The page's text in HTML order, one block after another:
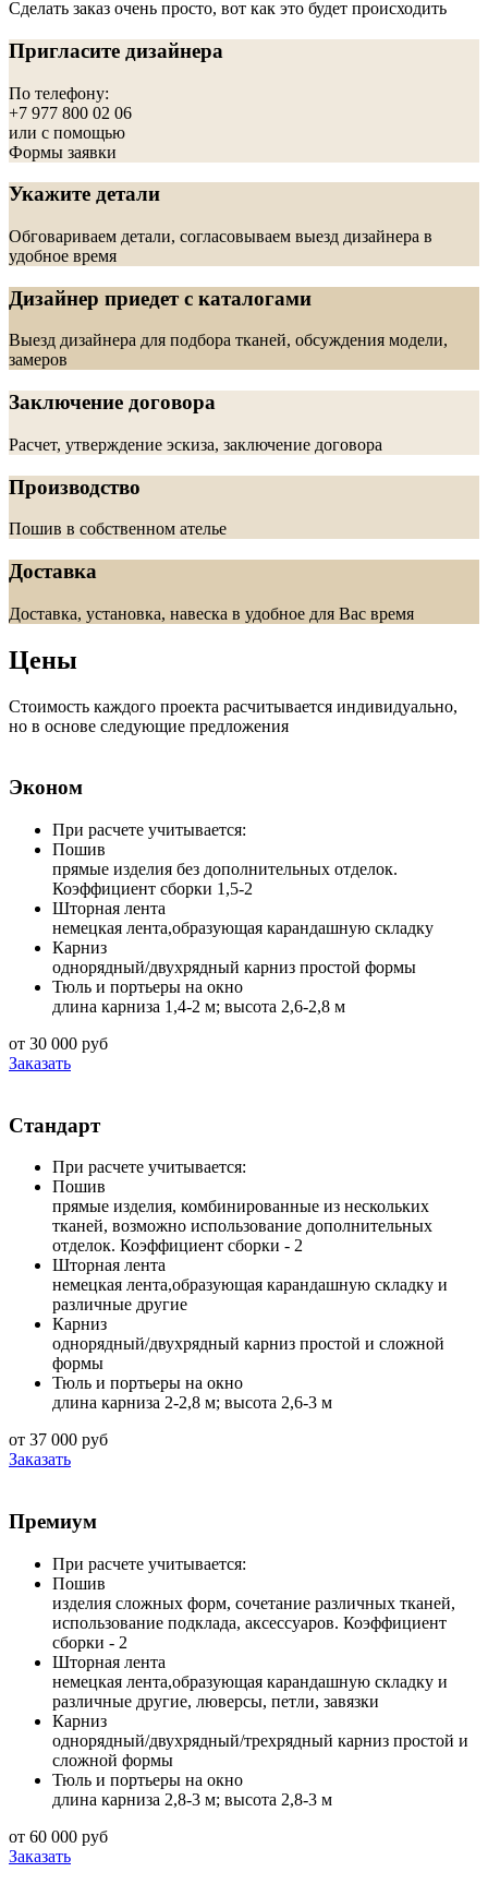
Сделать заказ очень просто, вот как это будет происходить
Пригласите дизайнера
По телефону:
+7 977 800 02 06
или с помощью
Формы заявки
Укажите детали
Обговариваем детали, согласовываем выезд дизайнера в
удобное время
Дизайнер приедет с каталогами
Выезд дизайнера для подбора тканей, обсуждения модели,
замеров
Заключение договора
Расчет, утверждение эскиза, заключение договора
Производство
Пошив в собственном ателье
Доставка
Доставка, установка, навеска в удобное для Вас время
Цены
Стоимость каждого проекта расчитывается индивидуально,
но в основе следующие предложения
Эконом
При расчете учитывается:
Пошив
прямые изделия без дополнительных отделок.
Коэффициент сборки 1,5-2
Шторная лента
немецкая лента,образующая карандашную складку
Карниз
однорядный/двухрядный карниз простой формы
Тюль и портьеры на окно
длина карниза 1,4-2 м; высота 2,6-2,8 м
от 30 000 руб
Заказать
Стандарт
При расчете учитывается:
Пошив
прямые изделия, комбинированные из нескольких
тканей, возможно использование дополнительных
отделок. Коэффициент сборки - 2
Шторная лента
немецкая лента,образующая карандашную складку и
различные другие
Карниз
однорядный/двухрядный карниз простой и сложной
формы
Тюль и портьеры на окно
длина карниза 2-2,8 м; высота 2,6-3 м
от 37 000 руб
Заказать
Премиум
При расчете учитывается:
Пошив
изделия сложных форм, сочетание различных тканей,
использование подклада, аксессуаров. Коэффициент
сборки - 2
Шторная лента
немецкая лента,образующая карандашную складку и
различные другие, люверсы, петли, завязки
Карниз
однорядный/двухрядный/трехрядный карниз простой и
сложной формы
Тюль и портьеры на окно
длина карниза 2,8-3 м; высота 2,8-3 м
от 60 000 руб
Заказать